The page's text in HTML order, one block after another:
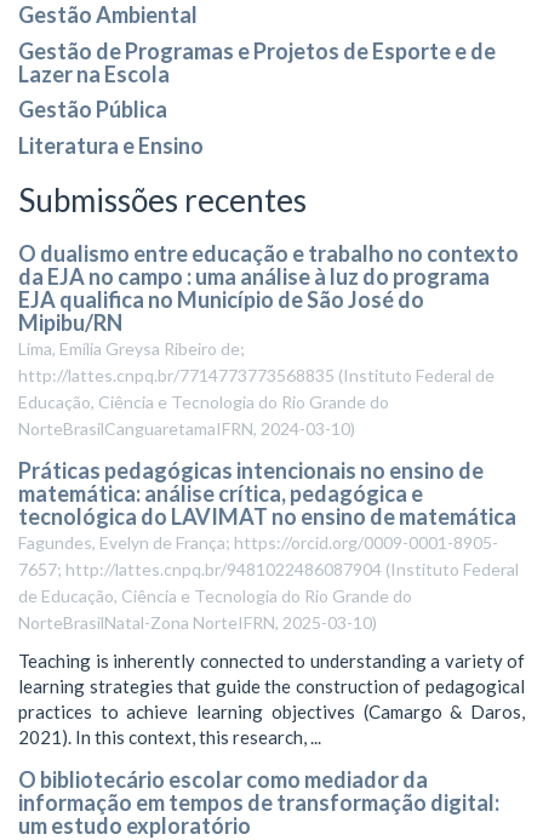
Gestão Ambiental
Gestão de Programas e Projetos de Esporte e de
Lazer na Escola
Gestão Pública
Literatura e Ensino
Submissões recentes
O dualismo entre educação e trabalho no contexto
da EJA no campo : uma análise à luz do programa
EJA qualifica no Município de São José do
Mipibu/RN
Lima, Emília Greysa Ribeiro de;
http://lattes.cnpq.br/7714773773568835 (Instituto Federal de
Educação, Ciência e Tecnologia do Rio Grande do
NorteBrasilCanguaretamaIFRN, 2024-03-10)
Práticas pedagógicas intencionais no ensino de
matemática: análise crítica, pedagógica e
tecnológica do LAVIMAT no ensino de matemática
Fagundes, Evelyn de França; https://orcid.org/0009-0001-8905-
7657; http://lattes.cnpq.br/9481022486087904 (Instituto Federal
de Educação, Ciência e Tecnologia do Rio Grande do
NorteBrasilNatal-Zona NorteIFRN, 2025-03-10)
Teaching is inherently connected to understanding a variety of
learning strategies that guide the construction of pedagogical
practices to achieve learning objectives (Camargo & Daros,
2021). In this context, this research, ...
O bibliotecário escolar como mediador da
informação em tempos de transformação digital:
um estudo exploratório